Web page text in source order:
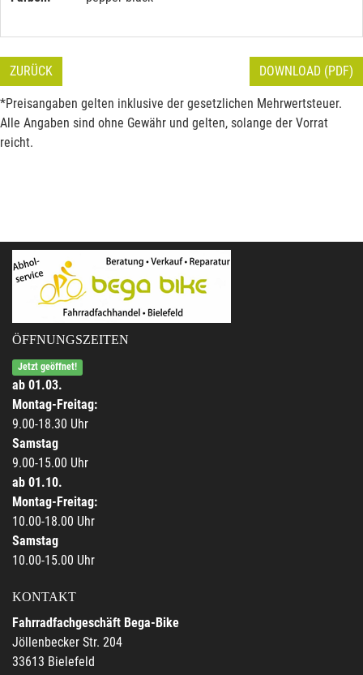
ZURÜCK DOWNLOAD (PDF)
*Preisangaben gelten inklusive der gesetzlichen Mehrwertsteuer.
Alle Angaben sind ohne Gewähr und gelten, solange der Vorrat
reicht.
ÖFFNUNGSZEITEN
Jetzt geöffnet!
ab 01.03.
Montag-Freitag:
9.00-18.30 Uhr
Samstag
9.00-15.00 Uhr
ab 01.10.
Montag-Freitag:
10.00-18.00 Uhr
Samstag
10.00-15.00 Uhr
KONTAKT
Fahrradfachgeschäft Bega-Bike
Jöllenbecker Str. 204
33613 Bielefeld